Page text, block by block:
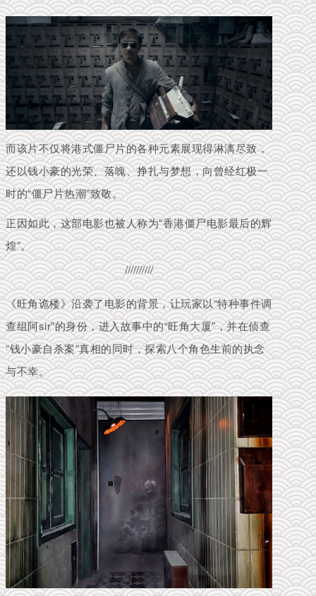
而该片不仅将港式僵尸片的各种元素展现得淋漓尽致，
还以钱小豪的光荣、落魄、挣扎与梦想，向曾经红极一
时的“僵尸片热潮”致敬。
正因如此，这部电影也被人称为“香港僵尸电影最后的辉
煌”。
//////////
《旺角诡楼》沿袭了电影的背景，让玩家以“特种事件调
查组阿sir”的身份，进入故事中的“旺角大厦”，并在侦查
“钱小豪自杀案”真相的同时，探索八个角色生前的执念
与不幸。